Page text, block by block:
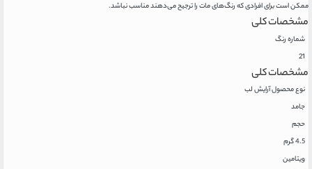
ممکن است برای افرادی که رنگ‌های مات را ترجیح می‌دهند مناسب نباشد.
مشخصات کلی
شماره رنگ
21
مشخصات کلی
نوع محصول آرایش لب
جامد
حجم
4.5 گرم
ویتامین